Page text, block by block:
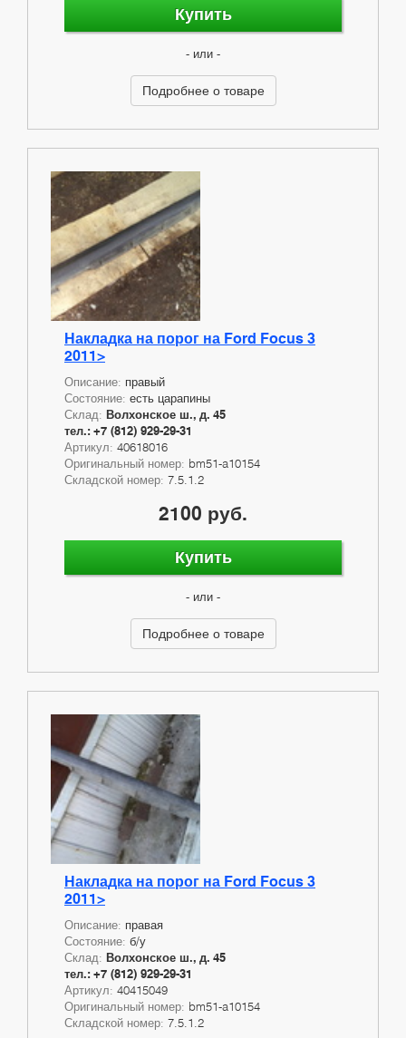
Купить
- или -
Подробнее о товаре
Накладка на порог на Ford Focus 3
2011>
Описание: правый
Состояние: есть царапины
Склад: Волхонское ш., д. 45
тел.: +7 (812) 929-29-31
Артикул: 40618016
Оригинальный номер: bm51-a10154
Складской номер: 7.5.1.2
2100 руб.
Купить
- или -
Подробнее о товаре
Накладка на порог на Ford Focus 3
2011>
Описание: правая
Состояние: б/у
Склад: Волхонское ш., д. 45
тел.: +7 (812) 929-29-31
Артикул: 40415049
Оригинальный номер: bm51-a10154
Складской номер: 7.5.1.2